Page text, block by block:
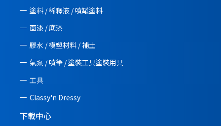
塗料 / 稀釋液 / 噴罐塗料
面漆 / 底漆
膠水 / 模塑材料 / 補土
氣泵 / 噴筆 / 塗裝工具塗裝用具
工具
Classy'n Dressy
下載中心